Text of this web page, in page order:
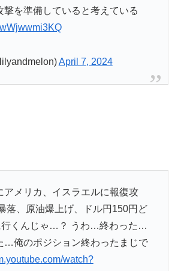
撃を準備していると考えている
April 7, 2024
アメリカ、イスラエルに報復攻
落、原油爆上げ、ドル円150円ど
行くんじゃ…？ うわ…終わった…
俺のポジション終わったまじで
watch?